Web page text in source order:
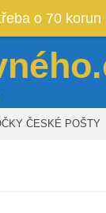
o 70
ČESKÉ POŠTY